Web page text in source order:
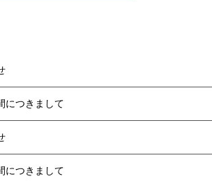
につきまして
につきまして